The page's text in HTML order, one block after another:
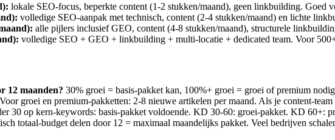
lokale SEO-focus, beperkte content (1-2 stukken/maand), geen linkbuilding.
volledige SEO-aanpak met technisch, content (2-4 stukken/maand) en lichte
alle pijlers inclusief GEO, content (4-8 stukken/maand), structurele
volledige SEO + GEO + linkbuilding + multi-locatie + dedicated team. Voor
12 maanden? 30% groei = basis-pakket kan, 100%+ groei = groei of premium
Voor groei en premium-pakketten: 2-8 nieuwe artikelen per maand. Als je content-
30 op kern-keywords: basis-pakket voldoende. KD 30-60: groei-pakket. KD 60+:
totaal-budget delen door 12 = maximaal maandelijks pakket. Veel bedrijven